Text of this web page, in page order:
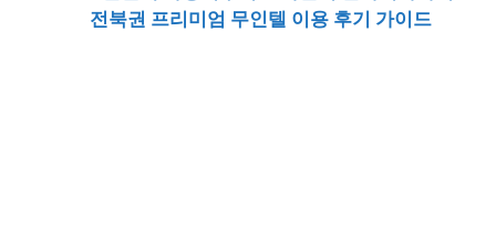
전북권 프리미엄 무인텔 이용 후기 가이드